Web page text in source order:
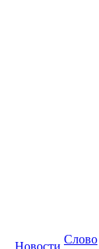
Новости
Слово